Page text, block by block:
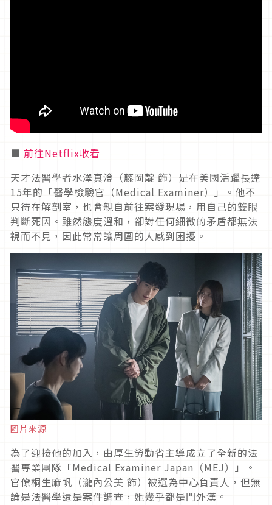
■ 前往Netflix收看
天才法醫學者水澤真澄（藤岡靛 飾）是在美國活躍長達
15年的「醫學檢驗官（Medical Examiner）」。他不
只待在解剖室，也會親自前往案發現場，用自己的雙眼
判斷死因。雖然態度溫和，卻對任何細微的矛盾都無法
視而不見，因此常常讓周圍的人感到困擾。
圖片來源
為了迎接他的加入，由厚生勞動省主導成立了全新的法
醫專業團隊「Medical Examiner Japan （MEJ）」。
官僚桐生麻帆（瀧內公美 飾）被選為中心負責人，但無
論是法醫學還是案件調查，她幾乎都是門外漢。